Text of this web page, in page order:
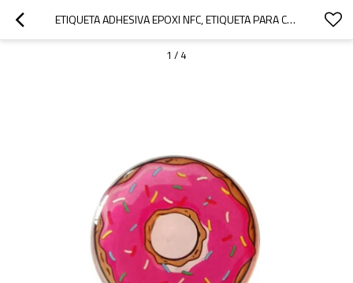
ETIQUETA ADHESIVA EPOXI NFC, ETIQUETA PARA COMPARTIR INSTANTÁNEAMENTE, CHIP ST TN01K, TARJETA DE VISITA DIGITAL PARA TELÉFONO MÓVIL, ETIQUETA ELECTRÓNICA RFID DE 25MM DE DIÁMETRO
1 / 4